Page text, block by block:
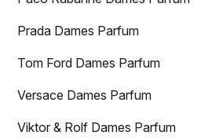
Prada Dames Parfum
Tom Ford Dames Parfum
Versace Dames Parfum
Viktor & Rolf Dames Parfum